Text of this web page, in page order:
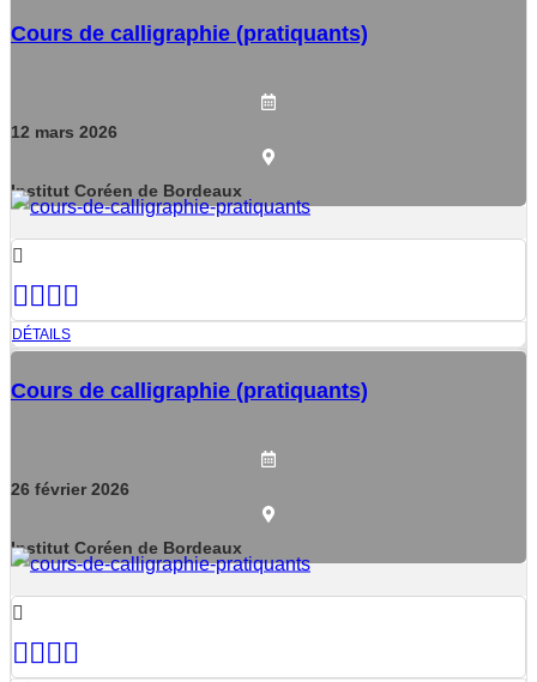
Cours de calligraphie (pratiquants)
12 mars 2026
Institut Coréen de Bordeaux
DÉTAILS
Cours de calligraphie (pratiquants)
26 février 2026
Institut Coréen de Bordeaux